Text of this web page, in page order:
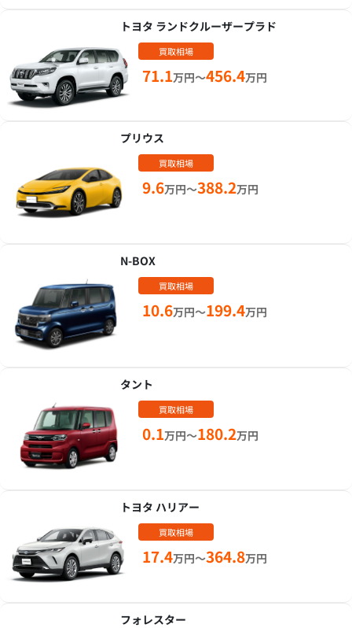
トヨタ ランドクルーザープラド
買取相場
71.1万円～456.4万円
プリウス
買取相場
9.6万円～388.2万円
N-BOX
買取相場
10.6万円～199.4万円
タント
買取相場
0.1万円～180.2万円
トヨタ ハリアー
買取相場
17.4万円～364.8万円
フォレスター